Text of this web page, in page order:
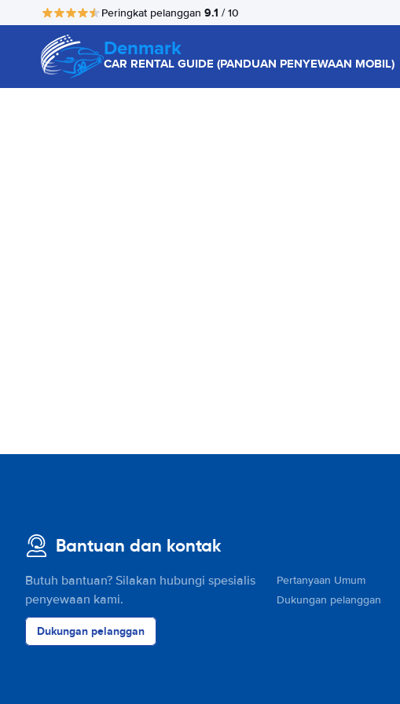
Peringkat pelanggan 9.1 / 10
Denmark
CAR RENTAL GUIDE (PANDUAN PENYEWAAN MOBIL)
Bantuan dan kontak
Butuh bantuan? Silakan hubungi spesialis
penyewaan kami.
Dukungan pelanggan
Pertanyaan Umum
Dukungan pelanggan